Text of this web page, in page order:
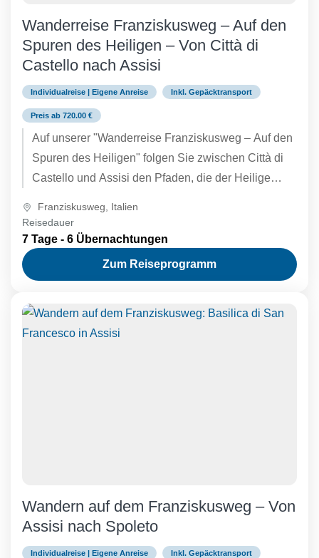
Wanderreise Franziskusweg – Auf den
Spuren des Heiligen – Von Città di
Castello nach Assisi
Individualreise | Eigene Anreise Inkl. Gepäcktransport
Preis ab 720.00 €
Auf unserer "Wanderreise Franziskusweg – Auf den
Spuren des Heiligen" folgen Sie zwischen Città di
Castello und Assisi den Pfaden, die der Heilige
Franziskusweg
Italien
Reisedauer
7 Tage - 6 Übernachtungen
Zum Reiseprogramm
Wandern auf dem Franziskusweg – Von
Assisi nach Spoleto
Individualreise | Eigene Anreise Inkl. Gepäcktransport